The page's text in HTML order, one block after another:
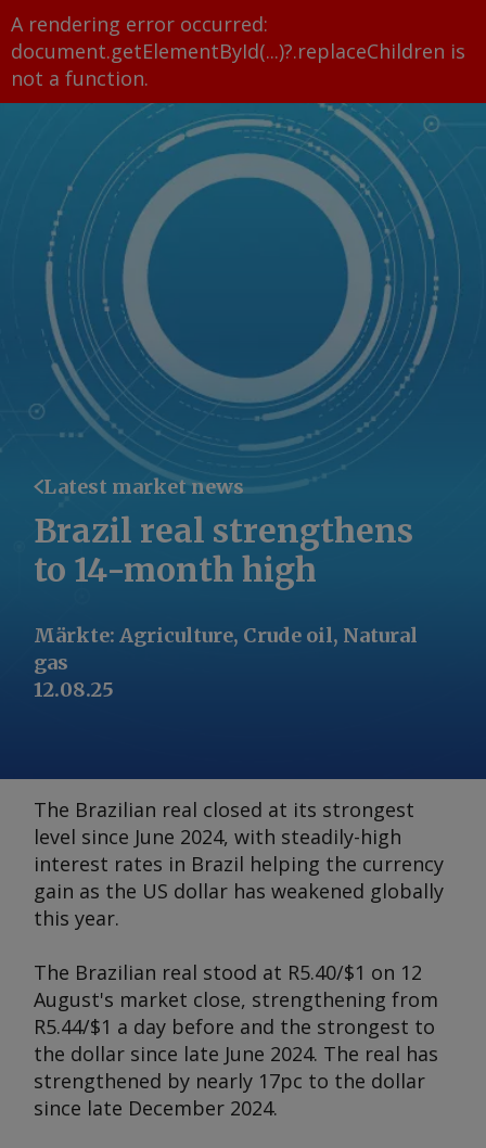
A rendering error occurred:
document.getElementById(...)?.replaceChildren is
not a function.
Latest market news
Brazil real strengthens
to 14-month high
Märkte: Agriculture, Crude oil, Natural
gas
12.08.25
The Brazilian real closed at its strongest
level since June 2024, with steadily-high
interest rates in Brazil helping the currency
gain as the US dollar has weakened globally
this year.
The Brazilian real stood at R5.40/$1 on 12
August's market close, strengthening from
R5.44/$1 a day before and the strongest to
the dollar since late June 2024. The real has
strengthened by nearly 17pc to the dollar
since late December 2024.